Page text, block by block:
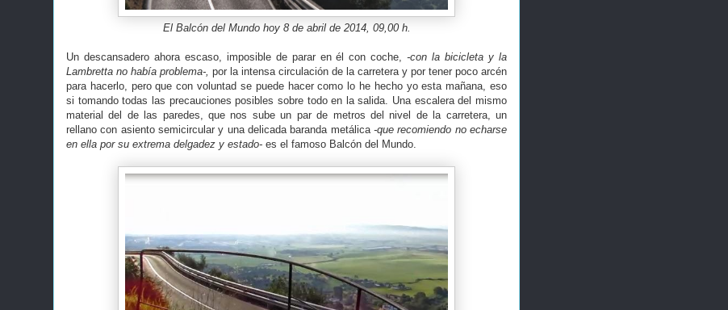
El Balcón del Mundo hoy 8 de abril de 2014, 09,00 h.
Un descansadero ahora escaso, imposible de parar en él con coche,-con la bicicleta y la
Lambretta no había problema-, por la intensa circulación de la carretera y por tener poco arcén
para hacerlo, pero que con voluntad se puede hacer como lo he hecho yo esta mañana, eso
si tomando todas las precauciones posibles sobre todo en la salida. Una escalera del mismo
material del de las paredes, que nos sube un par de metros del nivel de la carretera, un
rellano con asiento semicircular y una delicada baranda metálica -que recomiendo no echarse
en ella por su extrema delgadez y estado- es el famoso Balcón del Mundo.